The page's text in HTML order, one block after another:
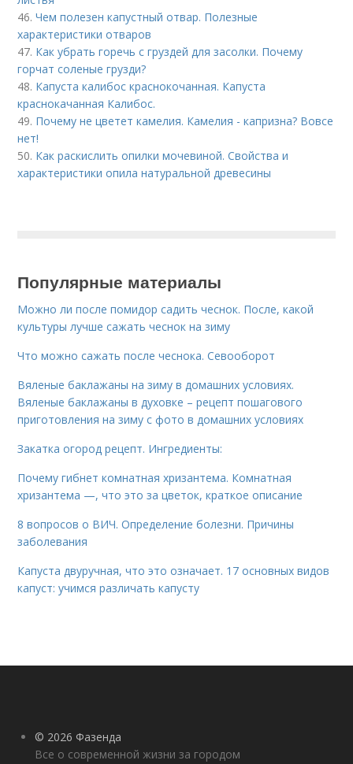
46.Чем полезен капустный отвар. Полезные
характеристики отваров
47. Как убрать горечь с груздей для засолки. Почему
горчат соленые грузди?
48. Капуста калибос краснокочанная. Капуста
краснокачанная Калибос.
49. Почему не цветет камелия. Камелия - капризна? Вовсе
нет!
50. Как раскислить опилки мочевиной. Свойства и
характеристики опила натуральной древесины
Популярные материалы
Можно ли после помидор садить чеснок. После, какой
культуры лучше сажать чеснок на зиму
Что можно сажать после чеснока. Севооборот
Вяленые баклажаны на зиму в домашних условиях.
Вяленые баклажаны в духовке – рецепт пошагового
приготовления на зиму с фото в домашних условиях
Закатка огород рецепт. Ингредиенты:
Почему гибнет комнатная хризантема. Комнатная
хризантема —, что это за цветок, краткое описание
8 вопросов о ВИЧ. Определение болезни. Причины
заболевания
Капуста двуручная, что это означает. 17 основных видов
капуст: учимся различать капусту
© 2026 Фазенда
Все о современной жизни за городом